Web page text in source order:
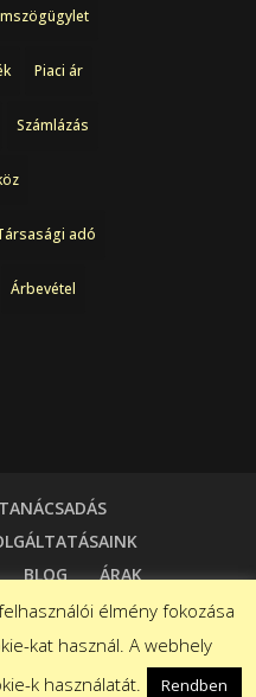
Piaci ár
Számlázás
adó
Árbevétel
BLOG
ÁRAK
élmény fokozása
kat használ. A webhely
k használatát.
Rendben